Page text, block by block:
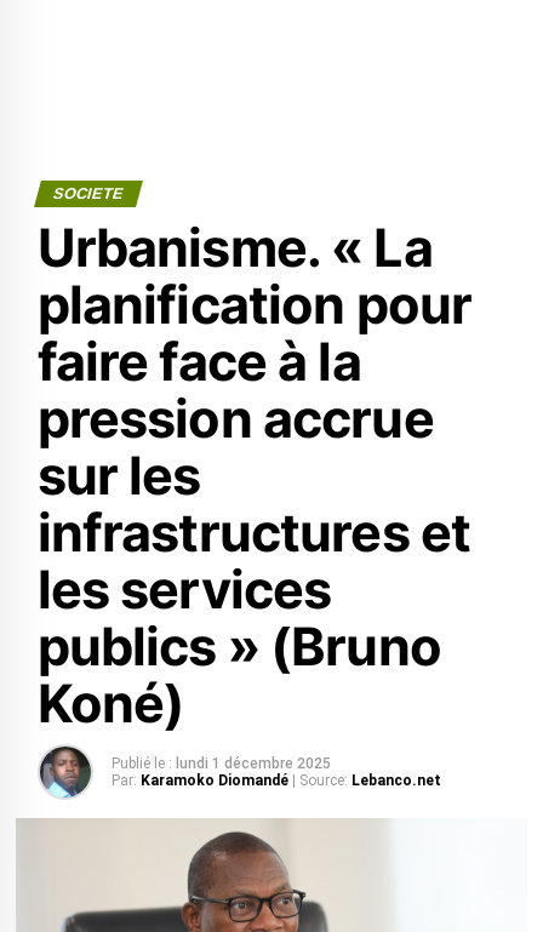
SOCIETE
Urbanisme. « La
planification pour
faire face à la
pression accrue
sur les
infrastructures et
les services
publics » (Bruno
Koné)
Publié le : lundi 1 décembre 2025
Par: Karamoko Diomandé | Source: Lebanco.net